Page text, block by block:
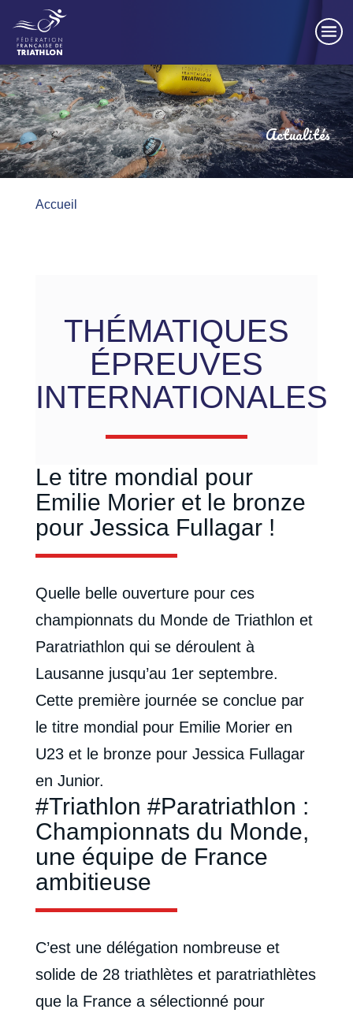
Actualités
Accueil
THÉMATIQUES
ÉPREUVES
INTERNATIONALES
Le titre mondial pour
Emilie Morier et le bronze
pour Jessica Fullagar !
Quelle belle ouverture pour ces
championnats du Monde de Triathlon et
Paratriathlon qui se déroulent à
Lausanne jusqu’au 1er septembre.
Cette première journée se conclue par
le titre mondial pour Emilie Morier en
U23 et le bronze pour Jessica Fullagar
en Junior.
#Triathlon #Paratriathlon :
Championnats du Monde,
une équipe de France
ambitieuse
C’est une délégation nombreuse et
solide de 28 triathlètes et paratriathlètes
que la France a sélectionné pour
Panneau de gestion des cookies